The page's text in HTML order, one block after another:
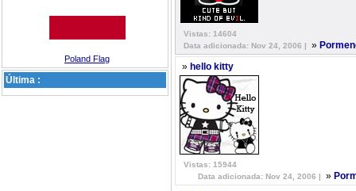
Poland Flag
Última :
Vistas: 14604
Data adicionada: Nov 24, 2006 |
»
» hello kitty
Vistas: 15944
Data adicionada: Nov 24, 2006 |
»